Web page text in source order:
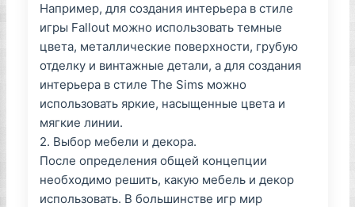
Например, для создания интерьера в стиле
игры Fallout можно использовать темные
цвета, металлические поверхности, грубую
отделку и винтажные детали, а для создания
интерьера в стиле The Sims можно
использовать яркие, насыщенные цвета и
мягкие линии.
2. Выбор мебели и декора.
После определения общей концепции
необходимо решить, какую мебель и декор
использовать. В большинстве игр мир